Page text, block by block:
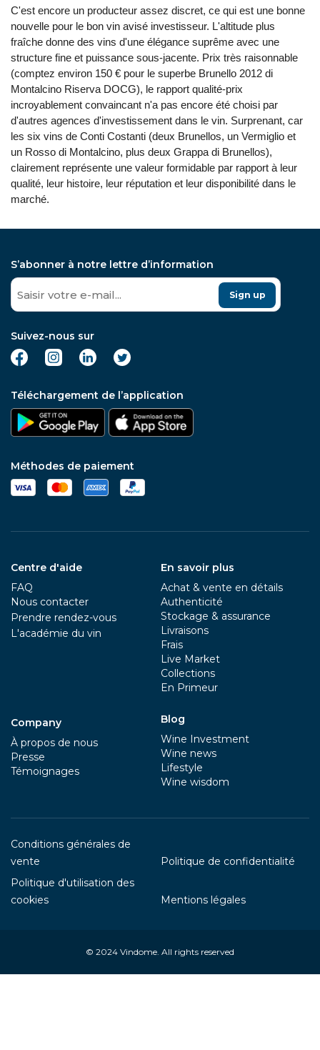
C'est encore un producteur assez discret, ce qui est une bonne
nouvelle pour le bon vin avisé investisseur. L'altitude plus
fraîche donne des vins d'une élégance suprême avec une
structure fine et puissance sous-jacente. Prix très raisonnable
(comptez environ 150 € pour le superbe Brunello 2012 di
Montalcino Riserva DOCG), le rapport qualité-prix
incroyablement convaincant n'a pas encore été choisi par
d'autres agences d'investissement dans le vin. Surprenant, car
les six vins de Conti Costanti (deux Brunellos, un Vermiglio et
un Rosso di Montalcino, plus deux Grappa di Brunellos),
clairement représente une valeur formidable par rapport à leur
qualité, leur histoire, leur réputation et leur disponibilité dans le
marché.
S’abonner à notre lettre d’information
Sign up
Suivez-nous sur
Téléchargement de l’application
Méthodes de paiement
Centre d'aide
FAQ
Nous contacter
Prendre rendez-vous
L'académie du vin
Company
À propos de nous
Presse
Témoignages
En savoir plus
Achat & vente en détails
Authenticité
Stockage & assurance
Livraisons
Frais
Live Market
Collections
En Primeur
Blog
Wine Investment
Wine news
Lifestyle
Wine wisdom
Conditions générales de
vente
Politique de confidentialité
Politique d'utilisation des
cookies
Mentions légales
© 2024 Vindome. All rights reserved